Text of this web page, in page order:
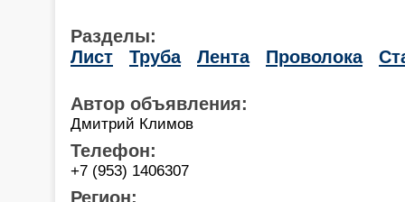
Разделы:
Лист
Труба Лента Проволока
Автор объявления:
Дмитрий Климов
Телефон:
+7 (953) 1406307
Регион: